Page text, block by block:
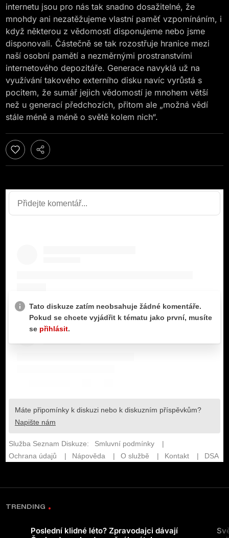
internetu jsou pro nás tak snadno dosažitelné, že
mnohdy ani nezatěžujeme vlastní paměť vzpomínáním, i
když některou z vědomostí disponujeme nebo jsme
disponovali. Částečně se tak rozostřuje hranice mezi
naší osobní pamětí a nezměrnými prostranstvími
internetového depozitáře. Generace navyklá už na
využívání takového externího disku navíc vyrůstá s
pocitem, že sumář jejich vědomostí je mnohem větší
než u generací předchozích, přitom ale „možná vědí
stále méně a méně o světě kolem nich“.
TRENDING
Poslední klidné léto? Zpravodajci dávají